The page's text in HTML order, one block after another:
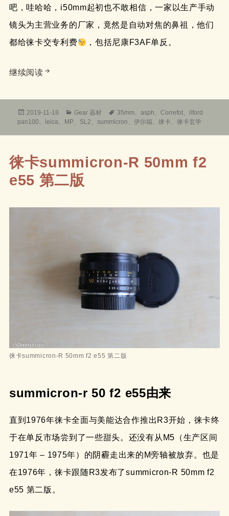
吧，哇哈哈，i50mm起初也不敢相信，一家以生产手动
镜头为主营业务的厂家，竟然是自动对焦的鼻祖，他们
都给徕卡交专利费
，包括尼康F3AF单反。
继续阅读徕卡玄学之自动对焦的鼻祖
发
布
2019-11-18
分
Gear 器材
标
签
35mm 、asph 、Correfot、 ilford
pan100 、 leica、 MP、 SL2 、summicron 、伊尔福 、徕卡 、徕卡玄学
徕卡summicron-R 50mm f2
e55 第二版
徕卡summicron-R 50mm f2 e55 第二版
summicron-r 50 f2 e55由来
直到1976年徕卡全面与美能达合作推出R3开始，徕卡终
于在单反市场尝到了一些甜头。还没有从M5（生产区间
1971年 – 1975年）的阴霾走出来的M旁轴被放弃。也是
在1976年，徕卡跟随R3发布了summicron-R 50mm f2
e55 第二版。